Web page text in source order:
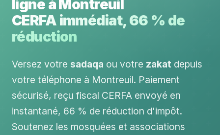
ligne à Montreuil
CERFA immédiat, 66 % de
réduction
Versez votre sadaqa ou votre zakat depuis
votre téléphone à Montreuil. Paiement
sécurisé, reçu fiscal CERFA envoyé en
instantané, 66 % de réduction d'impôt.
Soutenez les mosquées et associations